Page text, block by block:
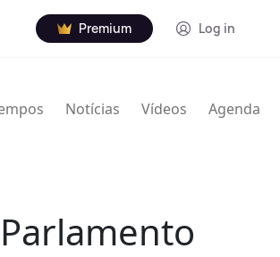
Premium Log in
Notícias Vídeos Agenda